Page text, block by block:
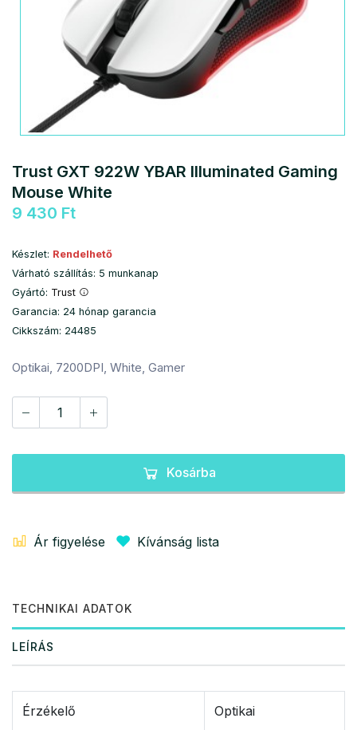
Trust GXT 922W YBAR Illuminated Gaming
Mouse White
9 430 Ft
Készlet: Rendelhető
Várható szállítás: 5 munkanap
Gyártó: Trust
Garancia: 24 hónap garancia
Cikkszám: 24485
Optikai, 7200DPI, White, Gamer
Kosárba
Ár figyelése Kívánság lista
TECHNIKAI ADATOK
LEÍRÁS
Érzékelő Optikai